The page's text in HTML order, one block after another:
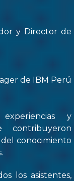
y Director de
de IBM Perú
y
conocimiento
los asistentes,